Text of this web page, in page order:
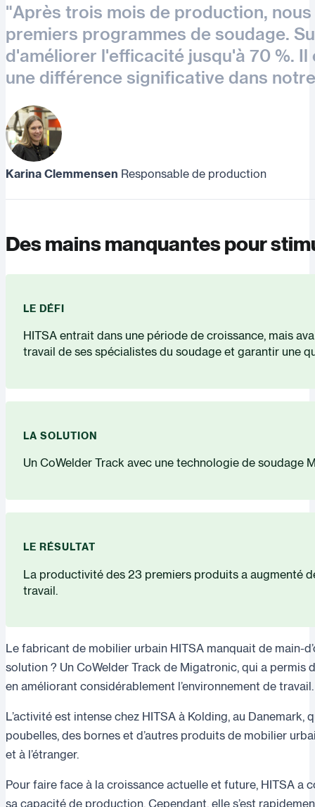
"Après trois mois de production,
premiers programmes de soudage.
d'améliorer l'efficacité jusqu'à 70 %.
une différence significative dans
Karina Clemmensen Responsable de production
Des mains manquantes pour
LE DÉFI
HITSA entrait dans une période de croissance, mais
travail de ses spécialistes du soudage et garantir une
LA SOLUTION
Un CoWelder Track avec une technologie de soudage
LE RÉSULTAT
La productivité des 23 premiers produits a augmenté
travail.
Le fabricant de mobilier urbain HITSA manquait de main-
solution ? Un CoWelder Track de Migatronic, qui a permis
en améliorant considérablement l’environnement de travail.
L’activité est intense chez HITSA à Kolding, au
poubelles, des bornes et d’autres produits de mobilier
et à l’étranger.
Pour faire face à la croissance actuelle et future, HITSA a
sa capacité de production. Cependant, elle s’est